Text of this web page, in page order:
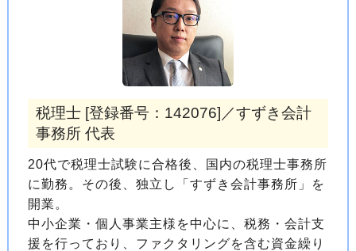
税理士 [登録番号：142076]／すずき会計
事務所 代表
20代で税理士試験に合格後、国内の税理士事務所
に勤務。その後、独立し「すずき会計事務所」を
開業。
中小企業・個人事業主様を中心に、税務・会計支
援を行っており、ファクタリングを含む資金繰り